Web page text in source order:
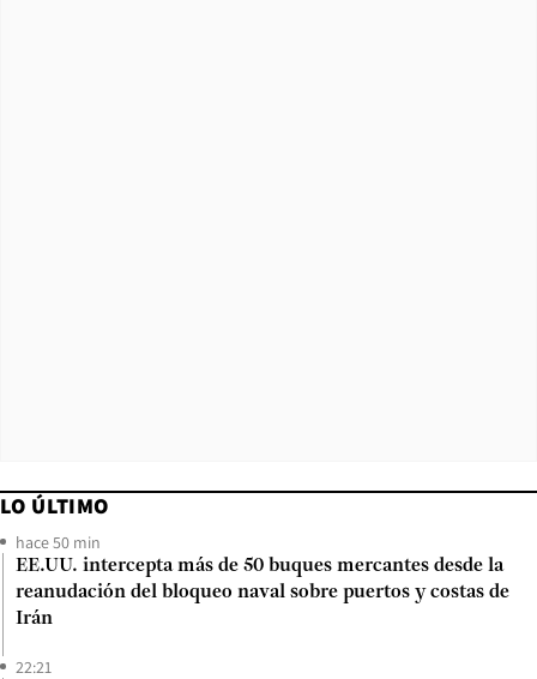
LO ÚLTIMO
hace 50 min
EE.UU. intercepta más de 50 buques mercantes desde la
reanudación del bloqueo naval sobre puertos y costas de
Irán
22:21